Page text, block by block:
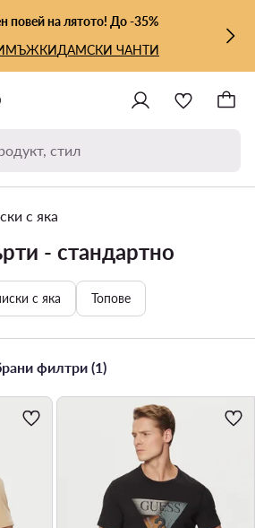
повей на лятото! До -35%
МЪЖКИДАМСКИ ЧАНТИ
стил
с яка
- стандартно
с яка Топове
филтри (1)